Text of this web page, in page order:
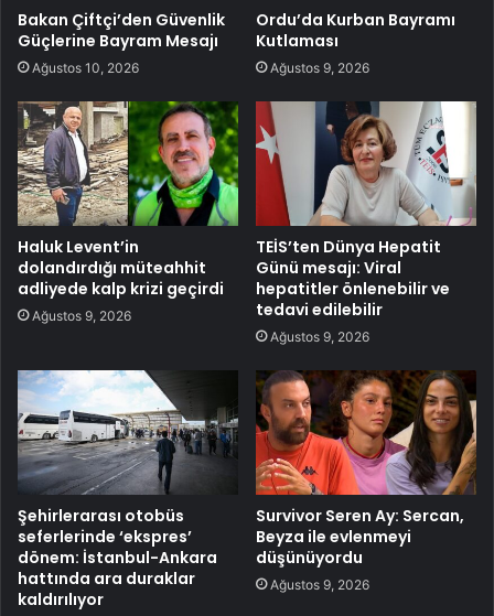
Bakan Çiftçi’den Güvenlik
Güçlerine Bayram Mesajı
Ağustos 10, 2026
Ordu’da Kurban Bayramı
Kutlaması
Ağustos 9, 2026
Haluk Levent’in
dolandırdığı müteahhit
adliyede kalp krizi geçirdi
Ağustos 9, 2026
TEİS’ten Dünya Hepatit
Günü mesajı: Viral
hepatitler önlenebilir ve
tedavi edilebilir
Ağustos 9, 2026
Şehirlerarası otobüs
seferlerinde ‘ekspres’
dönem: İstanbul-Ankara
hattında ara duraklar
kaldırılıyor
Survivor Seren Ay: Sercan,
Beyza ile evlenmeyi
düşünüyordu
Ağustos 9, 2026